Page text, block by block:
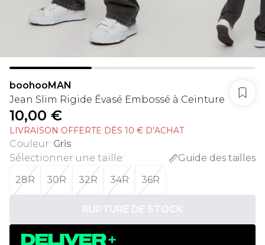
boohooMAN
Jean Slim Rigide Évasé Embossé à Ceinture
10,00 €
LIVRAISON OFFERTE DÈS 10 € D’ACHAT
Couleur: Gris
Sélectionner une taille:
Guide des tailles
28R
30R 32R 34R 36R
RUPTURE DE STOCK